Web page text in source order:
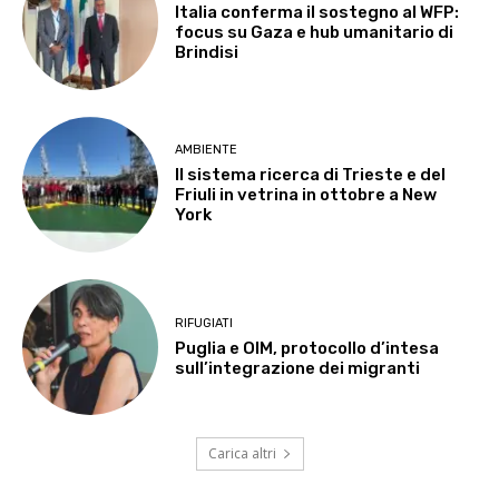
Italia conferma il sostegno al WFP:
focus su Gaza e hub umanitario di
Brindisi
AMBIENTE
Il sistema ricerca di Trieste e del
Friuli in vetrina in ottobre a New
York
RIFUGIATI
Puglia e OIM, protocollo d’intesa
sull’integrazione dei migranti
Carica altri